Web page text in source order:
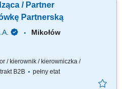
i zamówień.
do potrzeb lokalnego rynku.
/ Partner
Partnerską
Mikołów
/ kierownik / kierowniczka /
B2B pełny etat